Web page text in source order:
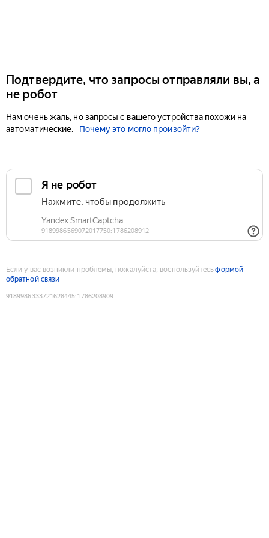
Подтвердите, что запросы отправляли вы, а
не робот
Нам очень жаль, но запросы с вашего устройства похожи на
автоматические.
Почему это могло произойти?
Если у вас возникли проблемы, пожалуйста, воспользуйтесьформой
обратной связи
9189986333721628445:1786208909